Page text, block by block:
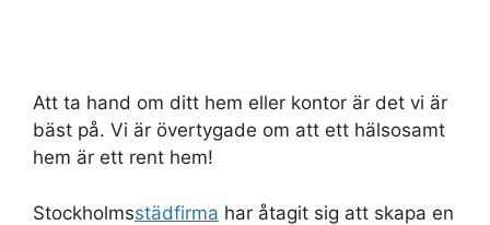
Att ta hand om ditt hem eller kontor är det vi är
bäst på. Vi är övertygade om att ett hälsosamt
hem är ett rent hem!
Stockholmsstädfirma har åtagit sig att skapa en